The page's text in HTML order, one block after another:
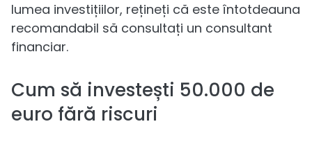
lumea investițiilor, rețineți că este întotdeauna
recomandabil să consultați un consultant
financiar.
Cum să investești 50.000 de
euro fără riscuri